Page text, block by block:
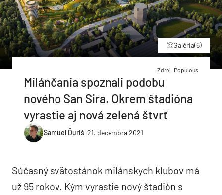
Galéria(6)
Zdroj: Populous
Milánčania spoznali podobu
nového San Sira. Okrem štadióna
vyrastie aj nová zelená štvrť
Samuel Ďuriš-21. decembra 2021
Súčasný svätostánok milánskych klubov má
už 95 rokov. Kým vyrastie nový štadión s